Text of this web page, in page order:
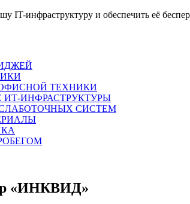
IT-инфраструктуру и обеспечить её
ТЕХНИКИ
ИНФРАСТРУКТУРЫ
СИСТЕМ
«ИНКВИД»